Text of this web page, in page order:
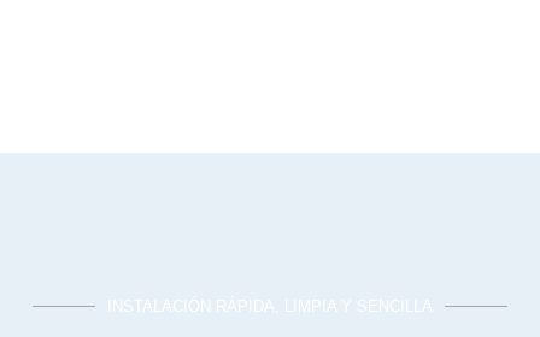
INSTALACIÓN RÁPIDA, LIMPIA Y SENCILLA